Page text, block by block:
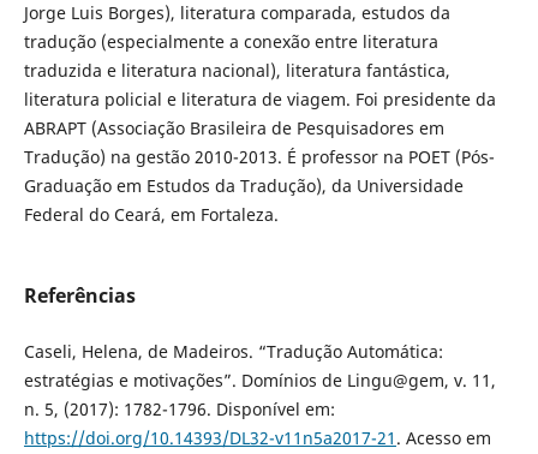
Jorge Luis Borges), literatura comparada, estudos da
tradução (especialmente a conexão entre literatura
traduzida e literatura nacional), literatura fantástica,
literatura policial e literatura de viagem. Foi presidente da
ABRAPT (Associação Brasileira de Pesquisadores em
Tradução) na gestão 2010-2013. É professor na POET (Pós-
Graduação em Estudos da Tradução), da Universidade
Federal do Ceará, em Fortaleza.
Referências
Caseli, Helena, de Madeiros. “Tradução Automática:
estratégias e motivações”. Domínios de Lingu@gem, v. 11,
n. 5, (2017): 1782-1796. Disponível em:
https://doi.org/10.14393/DL32-v11n5a2017-21 . Acesso em